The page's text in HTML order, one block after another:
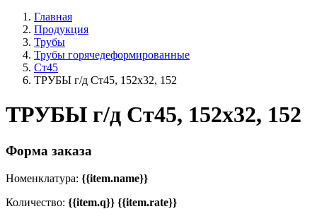
Главная
Продукция
Трубы
Трубы горячедеформированные
Ст45
ТРУБЫ г/д Ст45, 152х32, 152
ТРУБЫ г/д Ст45, 152х32, 152
Форма заказа
Номенклатура: {{item.name}}
Количество: {{item.q}} {{item.rate}}